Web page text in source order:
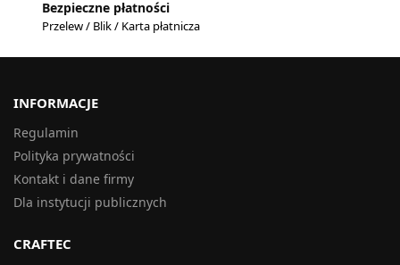
Bezpieczne płatności
Przelew / Blik / Karta płatnicza
INFORMACJE
Regulamin
Polityka prywatności
Kontakt i dane firmy
Dla instytucji publicznych
CRAFTEC